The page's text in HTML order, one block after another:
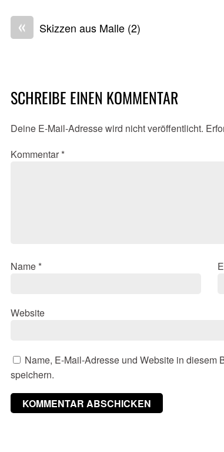
« Skizzen aus Malle (2)
SCHREIBE EINEN KOMMENTAR
Deine E-Mail-Adresse wird nicht veröffentlicht.
Kommentar *
Name *
Website
Name, E-Mail-Adresse und Website in diesem
speichern.